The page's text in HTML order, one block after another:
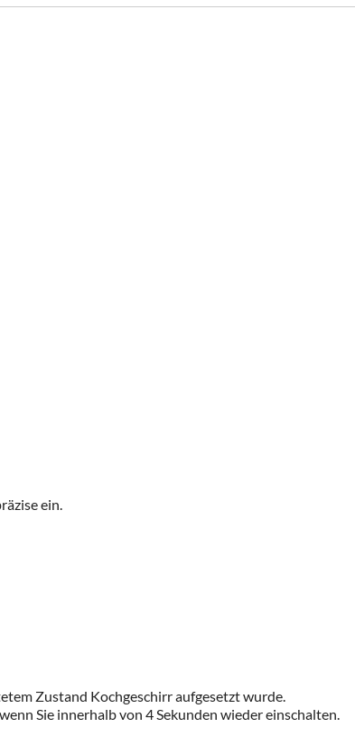
ein.
Zustand Kochgeschirr aufgesetzt wurde.
Sie innerhalb von 4 Sekunden wieder einschalten.